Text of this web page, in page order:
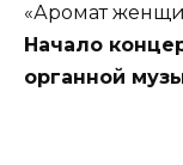
«Аромат
Начало
органной